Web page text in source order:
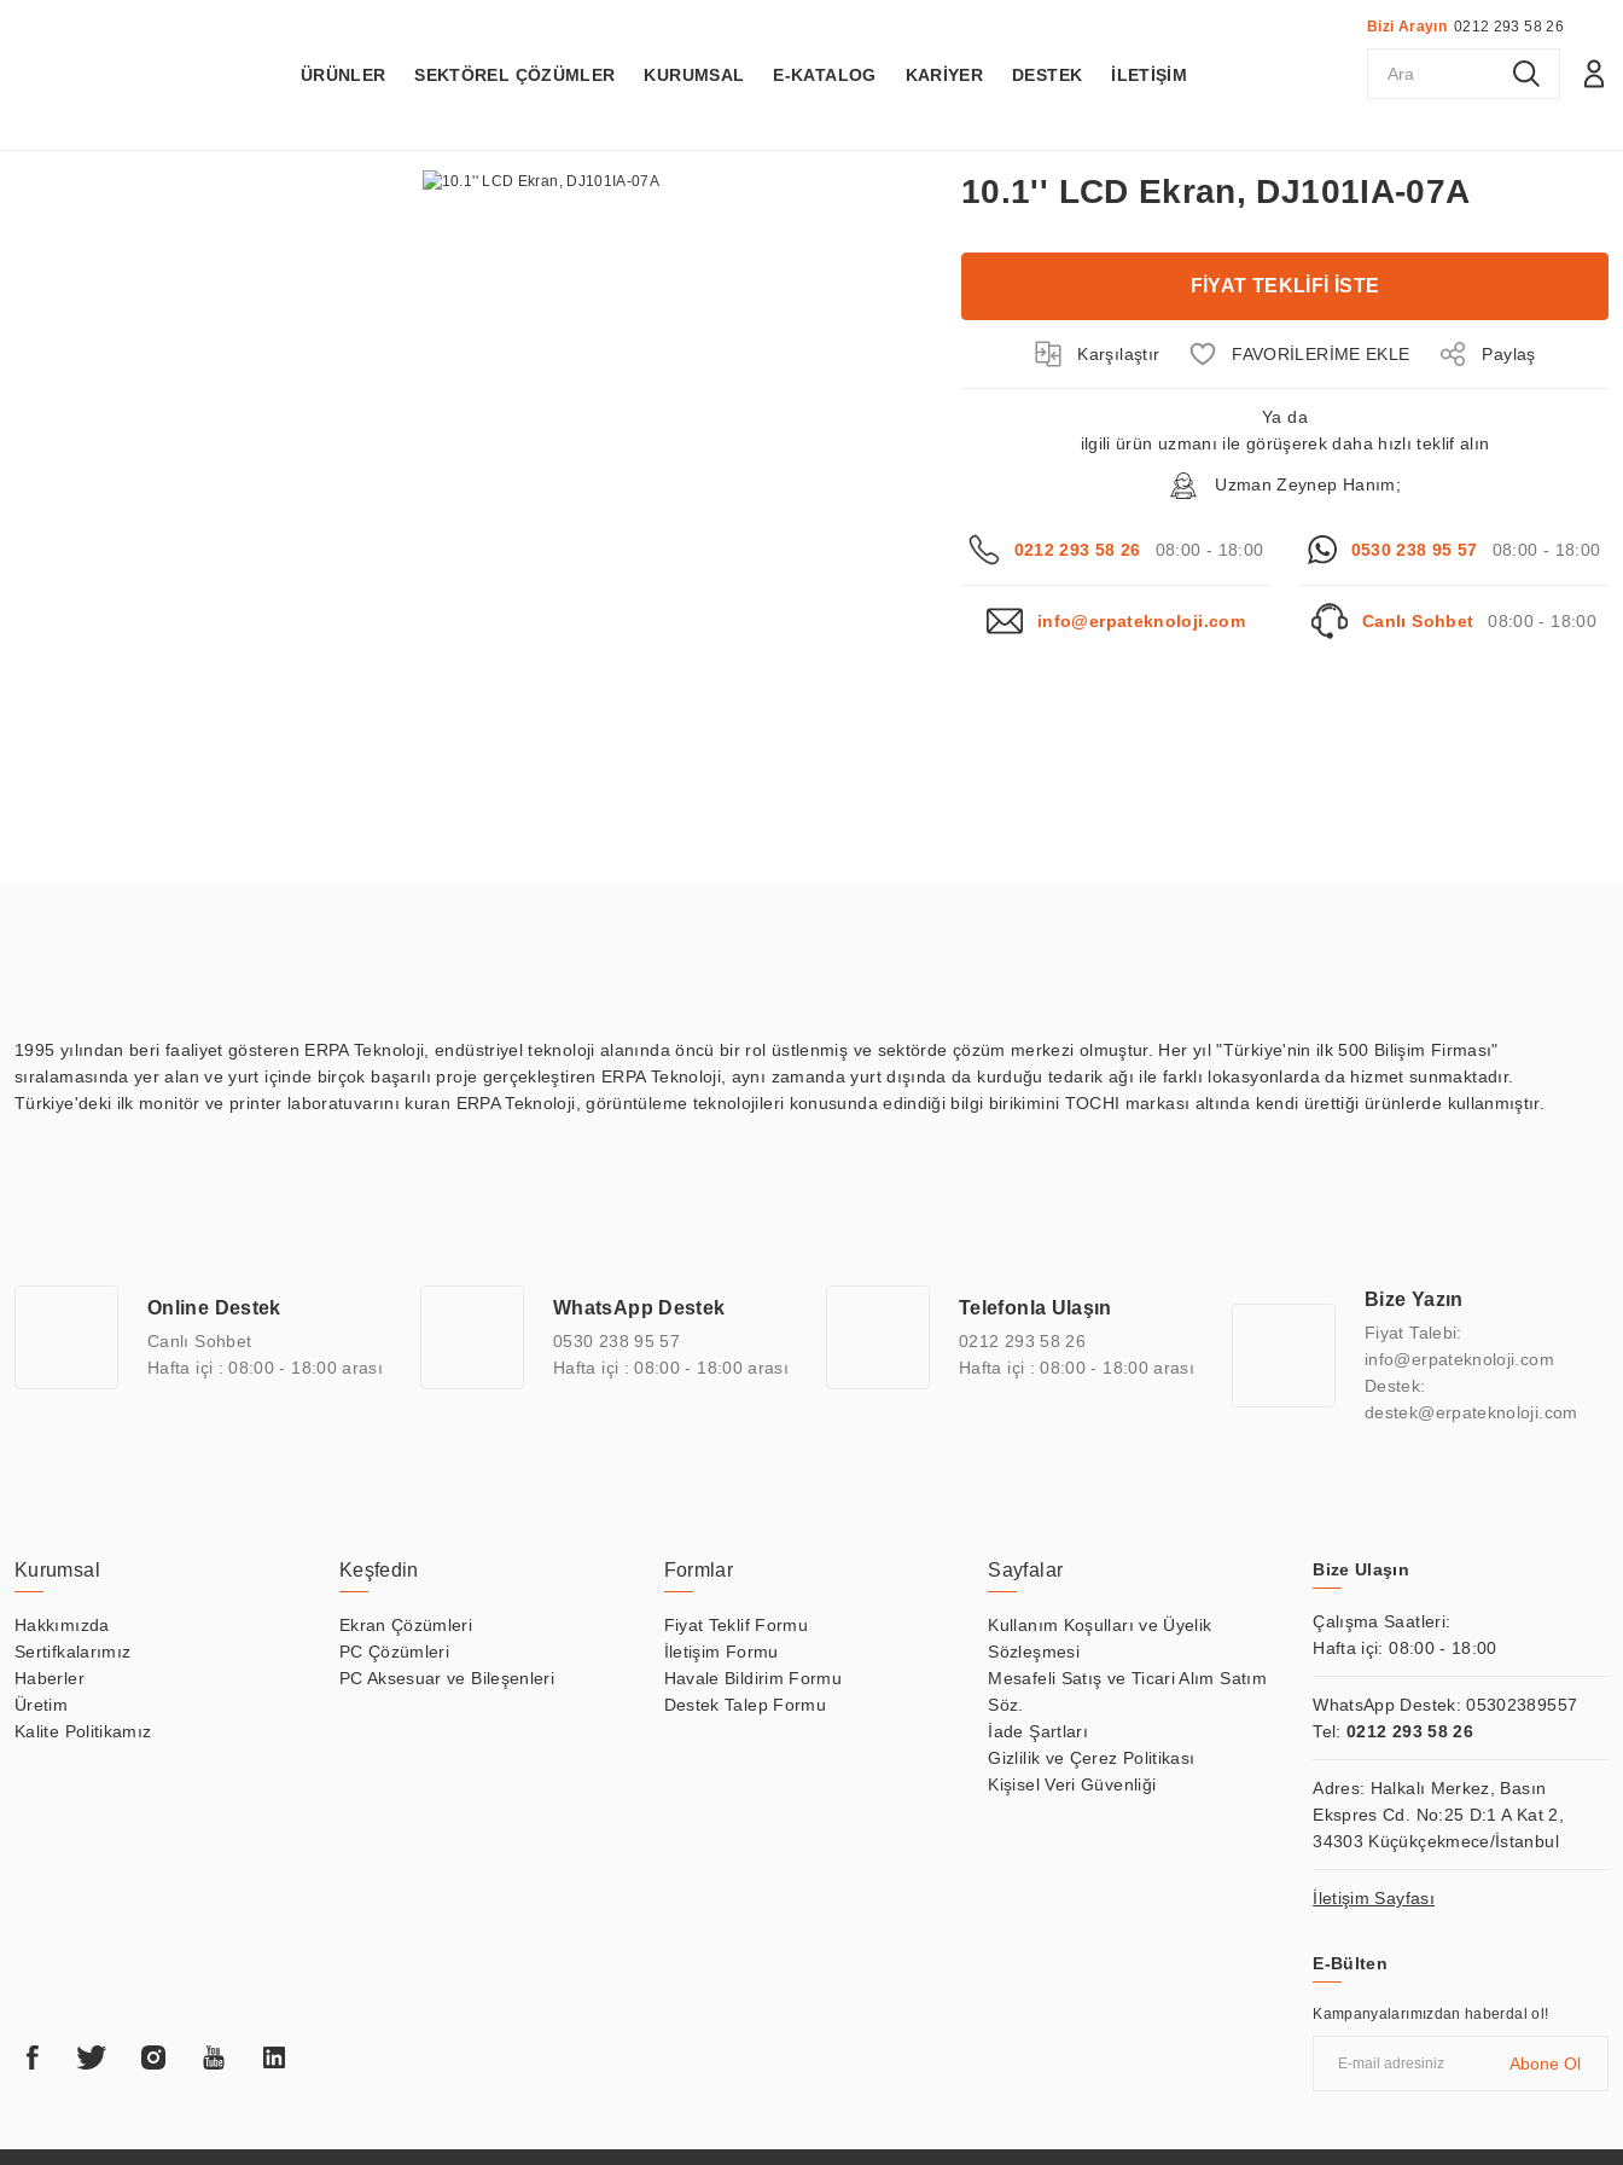
ÜRÜNLER SEKTÖREL ÇÖZÜMLER KURUMSAL E-KATALOG KARİYER DESTEK İLETİŞİM
Bizi Arayın 0212 293 58 26
10.1'' LCD Ekran, DJ101IA-07A
FİYAT TEKLİFİ İSTE
Karşılaştır Paylaş
Ya da
ilgili ürün uzmanı ile görüşerek daha hızlı teklif alın
Uzman Zeynep Hanım;
0212 293 58 26 08:00 - 18:00 0530 238 95 57 08:00 - 18:00
info@erpateknoloji.com Canlı Sohbet 08:00 - 18:00
1995 yılından beri faaliyet gösteren ERPA Teknoloji, endüstriyel teknoloji alanında öncü bir rol üstlenmiş ve sektörde çözüm merkezi olmuştur. Her yıl "Türkiye'nin ilk 500 Bilişim Firması"
sıralamasında yer alan ve yurt içinde birçok başarılı proje gerçekleştiren ERPA Teknoloji, aynı zamanda yurt dışında da kurduğu tedarik ağı ile farklı lokasyonlarda da hizmet sunmaktadır.
Türkiye'deki ilk monitör ve printer laboratuvarını kuran ERPA Teknoloji, görüntüleme teknolojileri konusunda edindiği bilgi birikimini TOCHI markası altında kendi ürettiği ürünlerde kullanmıştır.
arasında yer almaktadır. ERPA Teknoloji, uluslararası standartlarda kalite belgelerine ve sertifikalara sahip olup, etik değerlere bağlı bir şekilde hareket etmektedir. Kaliteli ekipmanı, uzman kadroları,
yılların getirdiği bilgi ve tecrübe ile birleştiren ERPA Teknoloji, özel çözümleri ile iş ortaklarının öne çıkmasına ve sürekli gelişimine katkı sağlamaktadır.
Online Destek
Canlı Sohbet
Hafta içi : 08:00 - 18:00 arası
WhatsApp Destek
0530 238 95 57
Hafta içi : 08:00 - 18:00 arası
Telefonla Ulaşın
0212 293 58 26
Hafta içi : 08:00 - 18:00 arası
Bize Yazın
Fiyat Talebi:
info@erpateknoloji.com
Destek:
destek@erpateknoloji.com
Kurumsal
Hakkımızda
Sertifkalarımız
Haberler
Üretim
Kalite Politikamız
Keşfedin
Ekran Çözümleri
PC Çözümleri
PC Aksesuar ve Bileşenleri
Formlar
Fiyat Teklif Formu
İletişim Formu
Havale Bildirim Formu
Destek Talep Formu
Sayfalar
Kullanım Koşulları ve Üyelik
Sözleşmesi
Mesafeli Satış ve Ticari Alım Satım
Söz.
İade Şartları
Gizlilik ve Çerez Politikası
Kişisel Veri Güvenliği
Bize Ulaşın
Çalışma Saatleri:
Hafta içi: 08:00 - 18:00
WhatsApp Destek:05302389557
Tel: 0212 293 58 26
Adres: Halkalı Merkez, Basın
Ekspres Cd. No:25 D:1 A Kat 2,
34303 Küçükçekmece/İstanbul
İletişim Sayfası
E-Bülten
Kampanyalarımızdan haberdal ol!
Abone Ol